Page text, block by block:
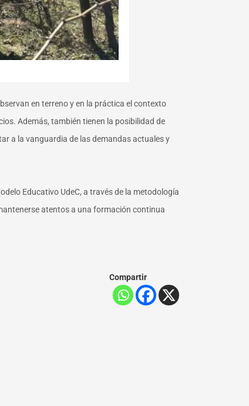
en terreno y en la práctica el contexto
Además, también tienen la posibilidad de
a la vanguardia de las demandas actuales y
Educativo UdeC, a través de la metodología
atentos a una formación continua
Compartir